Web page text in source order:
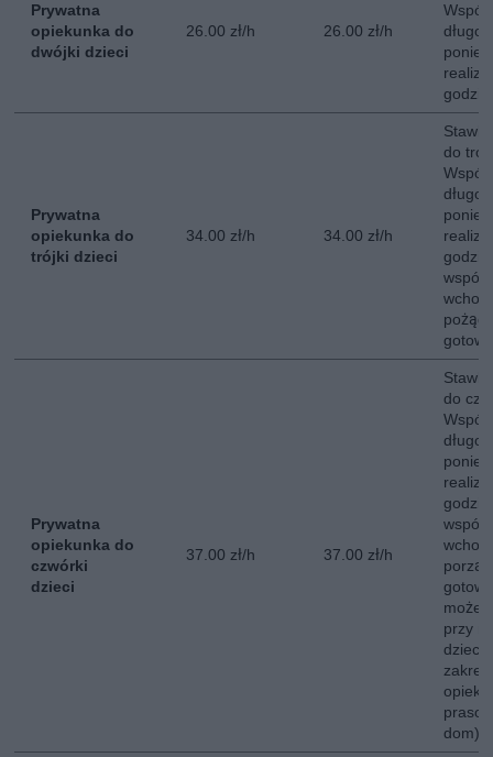
Prywatna
opiekunka do
dwójki dzieci
26.00 zł/h 26.00 zł/h
Prywatna
opiekunka do
trójki dzieci
34.00 zł/h 34.00 zł/h
do
Prywatna
opiekunka do
czwórki
dzieci
37.00 zł/h 37.00 zł/h
do
może
przy
dzieci,
dom).